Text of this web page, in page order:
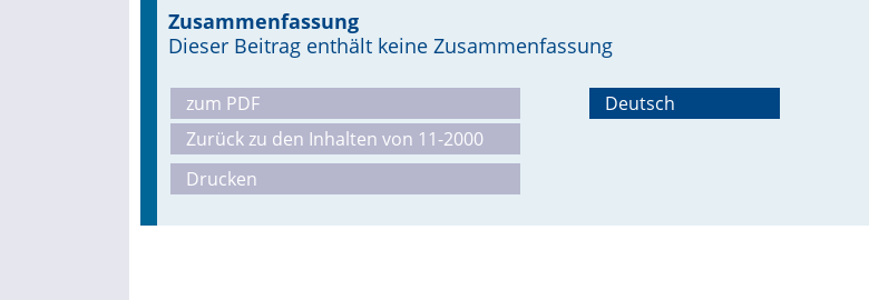
Zusammenfassung
Dieser Beitrag enthält keine Zusammenfassung
zum PDF
Zurück zu den Inhalten von 11-2000
Drucken
Deutsch